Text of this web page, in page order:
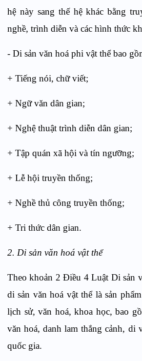
hệ này sang thế hệ khác bằng
nghề, trình diễn và các hình thức
- Di sản văn hoá phi vật thể bao
+ Tiếng nói, chữ viết;
+ Ngữ văn dân gian;
+ Nghệ thuật trình diễn dân gian;
+ Tập quán xã hội và tín ngưỡng;
+ Lễ hội truyền thống;
+ Nghề thủ công truyền thống;
+ Tri thức dân gian.
2. Di sản văn hoá vật thể
Theo khoản 2 Điều 4 Luật Di sản
di sản văn hoá vật thể là sản
lịch sử, văn hoá, khoa học, bao
văn hoá, danh lam thắng cảnh, di
quốc gia.